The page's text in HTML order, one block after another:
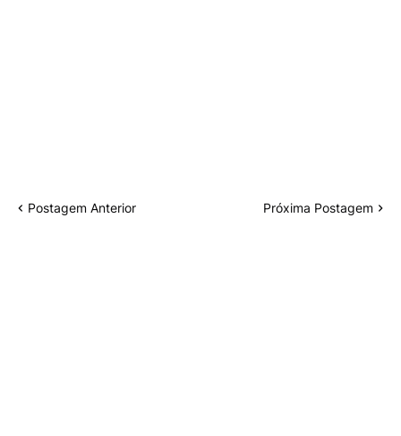
Postagem Anterior Próxima Postagem